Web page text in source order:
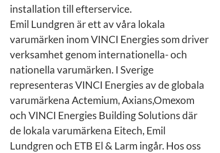
installation till efterservice.
Emil Lundgren är ett av våra lokala
varumärken inom VINCI Energies som driver
verksamhet genom internationella- och
nationella varumärken. I Sverige
representeras VINCI Energies av de globala
varumärkena Actemium, Axians,Omexom
och VINCI Energies Building Solutions där
de lokala varumärkena Eitech, Emil
Lundgren och ETB El & Larm ingår. Hos oss